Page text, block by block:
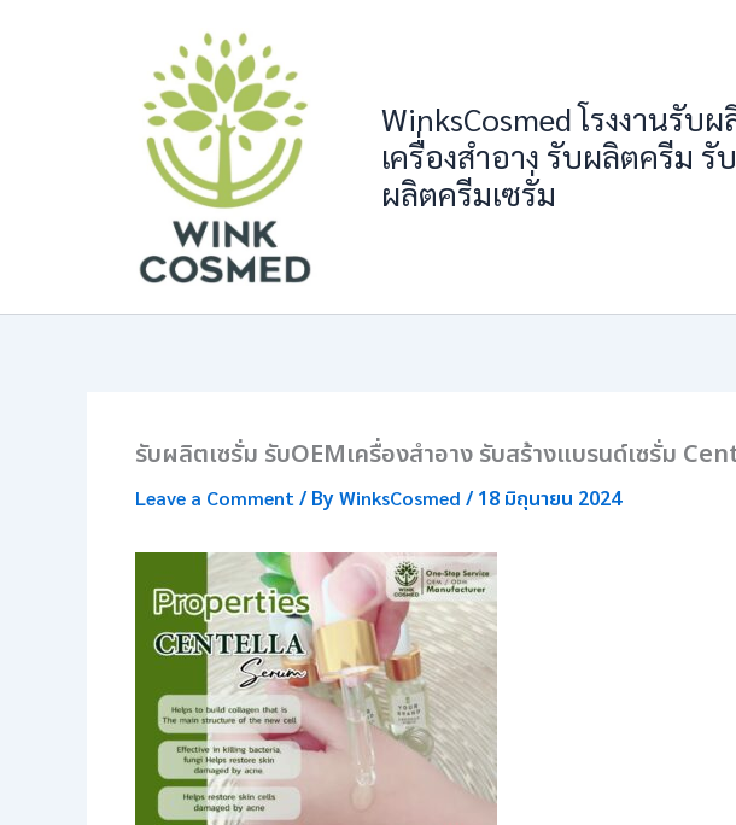
WinksCosmed โรงงานรับผ
เครื่องสำอาง รับผลิตครีม รับ
ผลิตครีมเซรั่ม
รับผลิตเซรั่ม รับOEMเครื่องสำอาง รับสร้างแบรนด์เซรั่ม
Leave a Comment / ByWinksCosmed / 18 มิถุนายน 2024